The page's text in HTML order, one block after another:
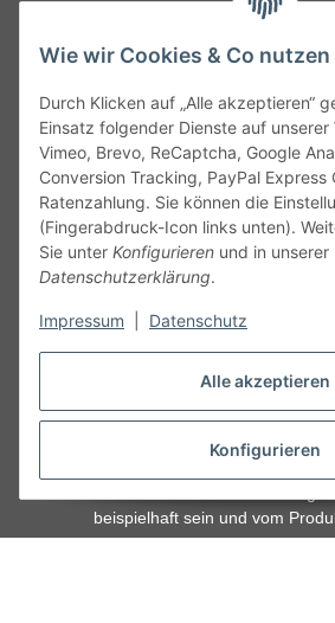
Alle akzeptieren
Konfigurieren
Wie wir Cookies & Co nutzen
Durch Klicken auf „Alle akzeptieren“
Einsatz folgender Dienste auf unserer
Vimeo, Brevo, ReCaptcha, Google
Conversion Tracking, PayPal Express
Ratenzahlung. Sie können die
(Fingerabdruck-Icon links unten).
Sie unter Konfigurieren und in unserer
Datenschutzerklärung.
Impressum Datenschutz
kontakt@theo-schrauben.de
Service
Gesetzliche Informationen
Alle technischen Angaben ohne Gewähr.
Angaben vorbehalten. Wenn Sie
beispielhaft sein und vom